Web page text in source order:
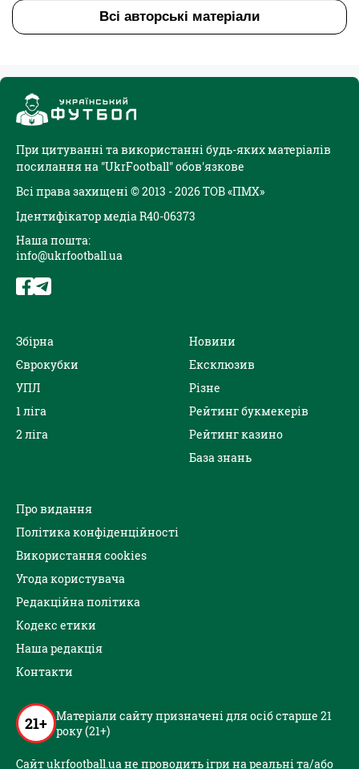
Всі авторські матеріали
При цитуванні та використанні будь-яких матеріалів
посилання на "UkrFootball" обов'язкове
Всі права захищені © 2013 - 2026 ТОВ «ПМХ»
Ідентифікатор медіа R40-06373
Наша пошта:
info@ukrfootball.ua
Збірна
Єврокубки
УПЛ
1 ліга
2 ліга
Новини
Ексклюзив
Різне
Рейтинг букмекерів
Рейтинг казино
База знань
Про видання
Політика конфіденційності
Використання cookies
Угода користувача
Редакційна політика
Кодекс етики
Наша редакція
Контакти
21+ Матеріали сайту призначені для осіб старше 21
року (21+)
Сайт ukrfootball.ua не проводить ігри на реальні та/або